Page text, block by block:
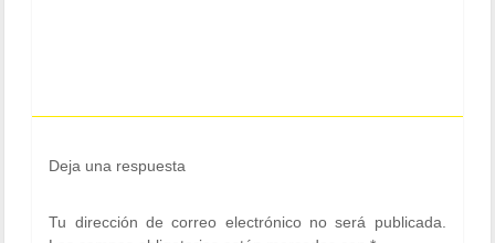
Deja una respuesta
Tu dirección de correo electrónico no será publicada.